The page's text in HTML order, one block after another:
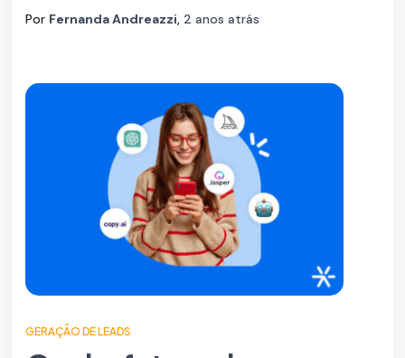
Por Fernanda Andreazzi, 2 anos atrás
GERAÇÃO DE LEADS